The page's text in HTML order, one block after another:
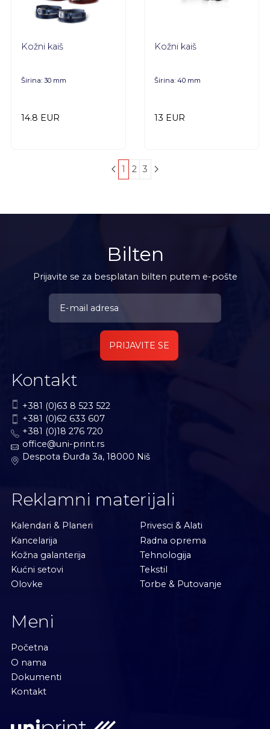
Kožni kaiš
Širina: 30 mm
14.8 EUR
Kožni kaiš
Širina: 40 mm
13 EUR
1 2 3
Bilten
Prijavite se za besplatan bilten putem e-pošte
PRIJAVITE SE
Kontakt
+381 (0)63 8 523 522
+381 (0)62 633 607
+381 (0)18 276 720
office@uni-print.rs
Despota Ðurđa 3a, 18000 Niš
Reklamni materijali
Kalendari & Planeri
Kancelarija
Kožna galanterija
Kućni setovi
Olovke
Privesci & Alati
Radna oprema
Tehnologija
Tekstil
Torbe & Putovanje
Meni
Početna
O nama
Dokumenti
Kontakt